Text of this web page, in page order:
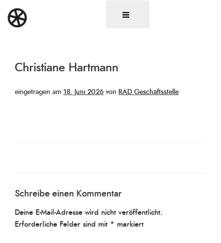
Inhalt
springen
Christiane Hartmann
eingetragen am Veröffentlicht
18. Juni 2026 von RAD Geschäftsstelle
Schreibe einen Kommentar
Deine E-Mail-Adresse wird nicht veröffentlicht.
Erforderliche Felder sind mit * markiert